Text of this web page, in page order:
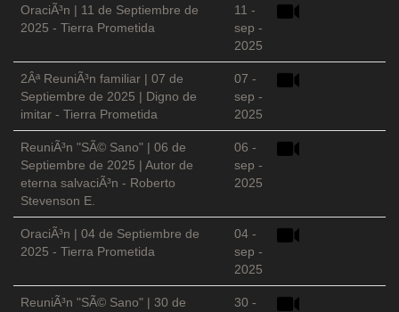
OraciÃ³n | 11 de Septiembre de
2025 - Tierra Prometida
11 -
sep -
2025
2Âª ReuniÃ³n familiar | 07 de
Septiembre de 2025 | Digno de
imitar - Tierra Prometida
07 -
sep -
2025
ReuniÃ³n "SÃ© Sano" | 06 de
Septiembre de 2025 | Autor de
eterna salvaciÃ³n - Roberto
Stevenson E.
06 -
sep -
2025
OraciÃ³n | 04 de Septiembre de
2025 - Tierra Prometida
04 -
sep -
2025
ReuniÃ³n "SÃ© Sano" | 30 de
30 -